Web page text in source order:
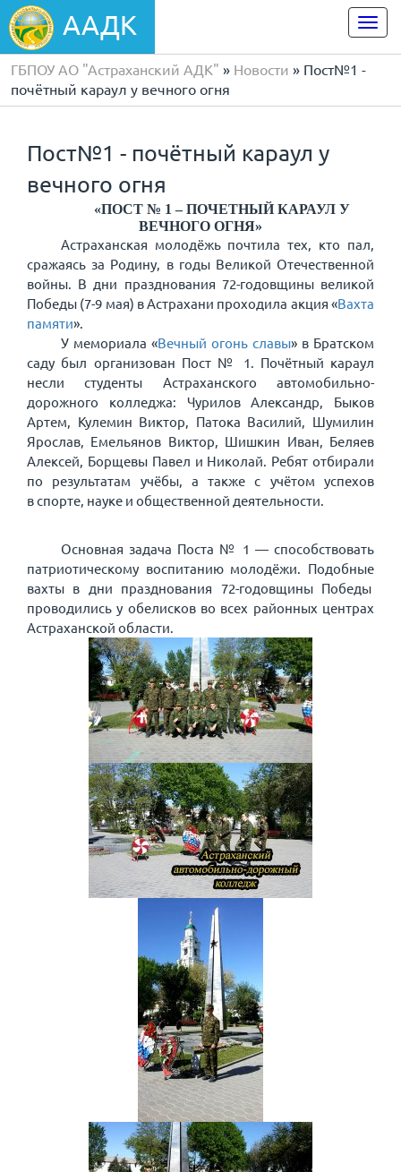
ААДК
ГБПОУ АО "Астраханский АДК" » Новости » Пост№1 -
почётный караул у вечного огня
Пост№1 - почётный караул у
вечного огня
«ПОСТ № 1 – ПОЧЕТНЫЙ КАРАУЛ У
ВЕЧНОГО ОГНЯ»
Астраханская молодёжь почтила тех, кто пал,
сражаясь за Родину, в годы Великой Отечественной
войны. В дни празднования 72-годовщины великой
Победы (7-9 мая) в Астрахани проходила акция «Вахта
памяти».
У мемориала «Вечный огонь славы» в Братском
саду был организован Пост № 1. Почётный караул
несли студенты Астраханского автомобильно-
дорожного колледжа: Чурилов Александр, Быков
Артем, Кулемин Виктор, Патока Василий, Шумилин
Ярослав, Емельянов Виктор, Шишкин Иван, Беляев
Алексей, Борщевы Павел и Николай. Ребят отбирали
по результатам учёбы, а также с учётом успехов
в спорте, науке и общественной деятельности.
Основная задача Поста № 1 — способствовать
патриотическому воспитанию молодёжи. Подобные
вахты в дни празднования 72-годовщины Победы
проводились у обелисков во всех районных центрах
Астраханской области.